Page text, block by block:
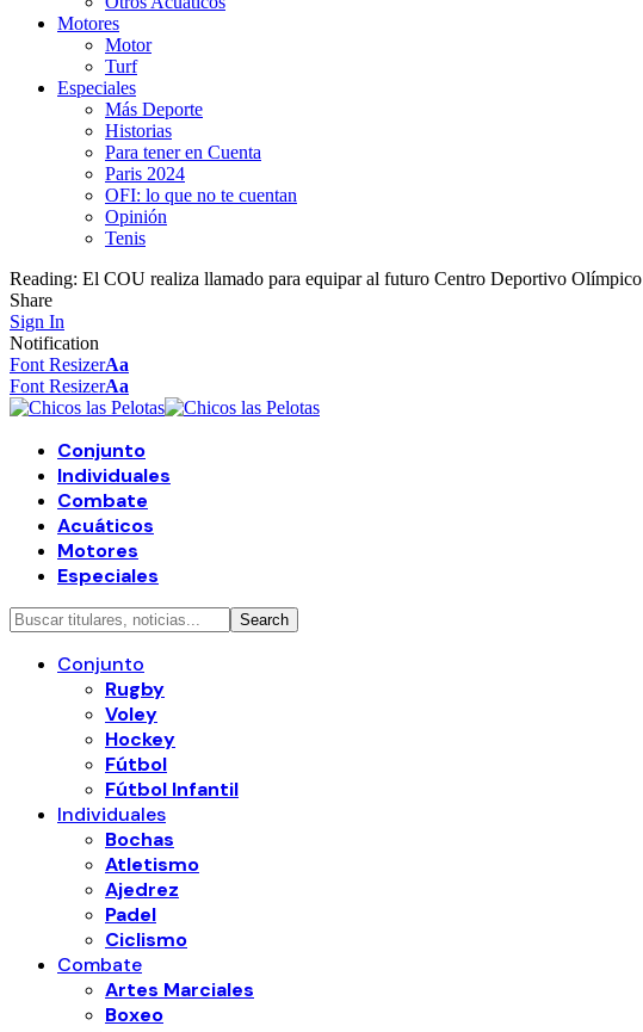
Motores
Motor
Turf
Especiales
Más Deporte
Historias
Para tener en Cuenta
Paris 2024
OFI: lo que no te cuentan
Opinión
Tenis
Reading: El COU realiza llamado para equipar al futuro Centro Deportivo Olímpico
Share
Sign In
Notification
Font ResizerAa
Font ResizerAa
Conjunto
Individuales
Combate
Acuáticos
Motores
Especiales
Conjunto
Rugby
Voley
Hockey
Fútbol
Fútbol Infantil
Individuales
Bochas
Atletismo
Ajedrez
Padel
Ciclismo
Combate
Artes Marciales
Boxeo